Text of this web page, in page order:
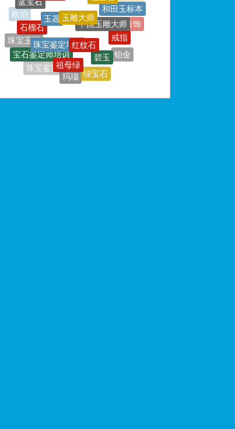
欧泊
首饰
珠宝鉴定学校
钻戒
独山论玉
珠宝玉石
石榴石
戒指
铂金
玉器鉴定
玉侠崔涛
和田玉鉴定专家
珠宝鉴定
宝石鉴定师培训
珠宝鉴定培训红纹石
碧玉
绿宝石
玛瑙
祖母绿